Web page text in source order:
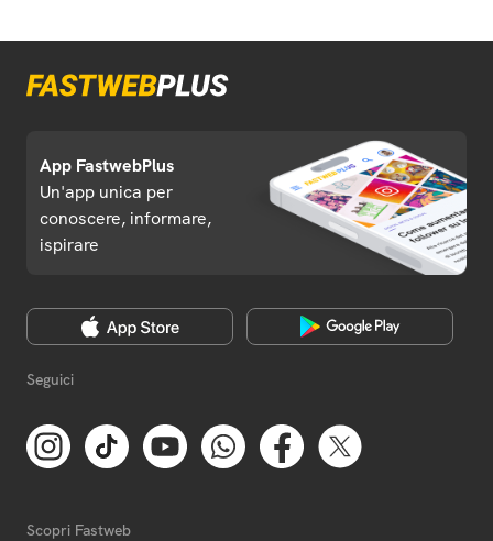
App FastwebPlus
Un'app unica per
conoscere, informare,
ispirare
Seguici
Scopri Fastweb